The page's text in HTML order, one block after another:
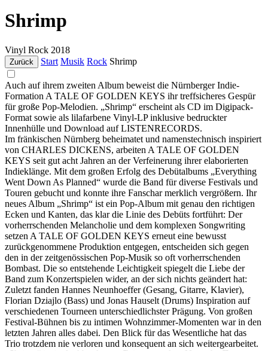
Shrimp
Vinyl Rock 2018
Zurück Start Musik Rock Shrimp
Auch auf ihrem zweiten Album beweist die Nürnberger Indie-
Formation A TALE OF GOLDEN KEYS ihr treffsicheres Gespür
für große Pop-Melodien. „Shrimp“ erscheint als CD im Digipack-
Format sowie als lilafarbene Vinyl-LP inklusive bedruckter
Innenhülle und Download auf LISTENRECORDS.
Im fränkischen Nürnberg beheimatet und namenstechnisch inspiriert
von CHARLES DICKENS, arbeiten A TALE OF GOLDEN
KEYS seit gut acht Jahren an der Verfeinerung ihrer elaborierten
Indieklänge. Mit dem großen Erfolg des Debütalbums „Everything
Went Down As Planned“ wurde die Band für diverse Festivals und
Touren gebucht und konnte ihre Fanschar merklich vergrößern. Ihr
neues Album „Shrimp“ ist ein Pop-Album mit genau den richtigen
Ecken und Kanten, das klar die Linie des Debüts fortführt: Der
vorherrschenden Melancholie und dem komplexen Songwriting
setzen A TALE OF GOLDEN KEYS erneut eine bewusst
zurückgenommene Produktion entgegen, entscheiden sich gegen
den in der zeitgenössischen Pop-Musik so oft vorherrschenden
Bombast. Die so entstehende Leichtigkeit spiegelt die Liebe der
Band zum Konzertspielen wider, an der sich nichts geändert hat:
Zuletzt fanden Hannes Neunhoeffer (Gesang, Gitarre, Klavier),
Florian Dziajlo (Bass) und Jonas Hauselt (Drums) Inspiration auf
verschiedenen Tourneen unterschiedlichster Prägung. Von großen
Festival-Bühnen bis zu intimen Wohnzimmer-Momenten war in den
letzten Jahren alles dabei. Den Blick für das Wesentliche hat das
Trio trotzdem nie verloren und konsequent an sich weitergearbeitet.